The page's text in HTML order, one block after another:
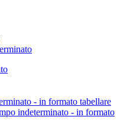
- in formato tabellare
indeterminato - in formato